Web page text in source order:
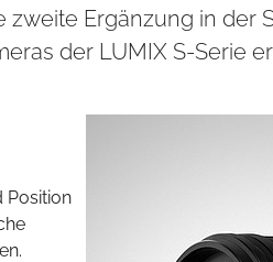
Ergänzung in der
der LUMIX S-Serie
Position